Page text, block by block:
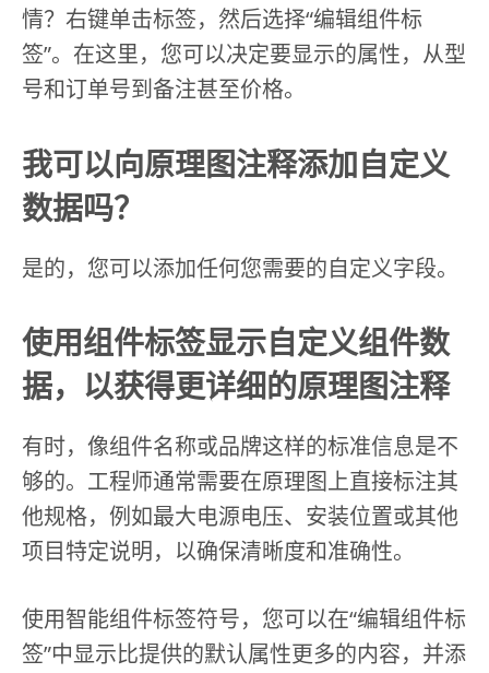
情？右键单击标签，然后选择“编辑组件标
签”。在这里，您可以决定要显示的属性，从型
号和订单号到备注甚至价格。
我可以向原理图注释添加自定义
数据吗？
是的，您可以添加任何您需要的自定义字段。
使用组件标签显示自定义组件数
据，以获得更详细的原理图注释
有时，像组件名称或品牌这样的标准信息是不
够的。工程师通常需要在原理图上直接标注其
他规格，例如最大电源电压、安装位置或其他
项目特定说明，以确保清晰度和准确性。
使用智能组件标签符号，您可以在“编辑组件标
签”中显示比提供的默认属性更多的内容，并添